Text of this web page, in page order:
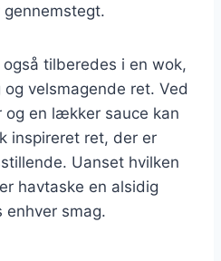
tilberedes i en wok,
velsmagende ret. Ved
en lækker sauce kan
inspireret ret, der er
Uanset hvilken
havtaske en alsidig
enhver smag.